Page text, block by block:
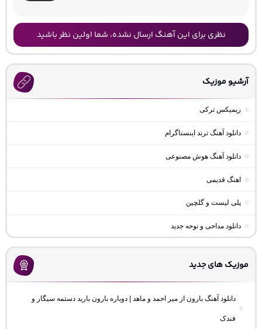
نظری برای این آهنگ ارسال نشده، شما اولین نظر باشید
آرشیو موزیک
ریمیکس ترکی
دانلود آهنگ ترند اینستاگرام
دانلود آهنگ هوش مصنوعی
اهنگ قدیمی
پلی لیست و گلچین
دانلود مداحی و نوحه جدید
موزیک های جدید
دانلود آهنگ بارون از میر احمد و ماهد | دوباره بارون بارید دستمه سیگار و
فندک